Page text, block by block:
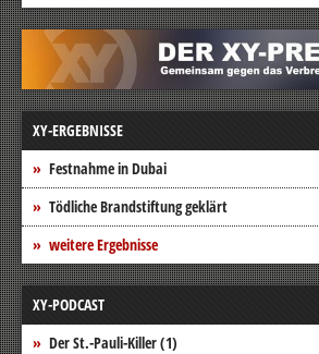
XY-ERGEBNISSE
Festnahme in Dubai
Tödliche Brandstiftung geklärt
weitere Ergebnisse
XY-PODCAST
Der St.-Pauli-Killer (1)